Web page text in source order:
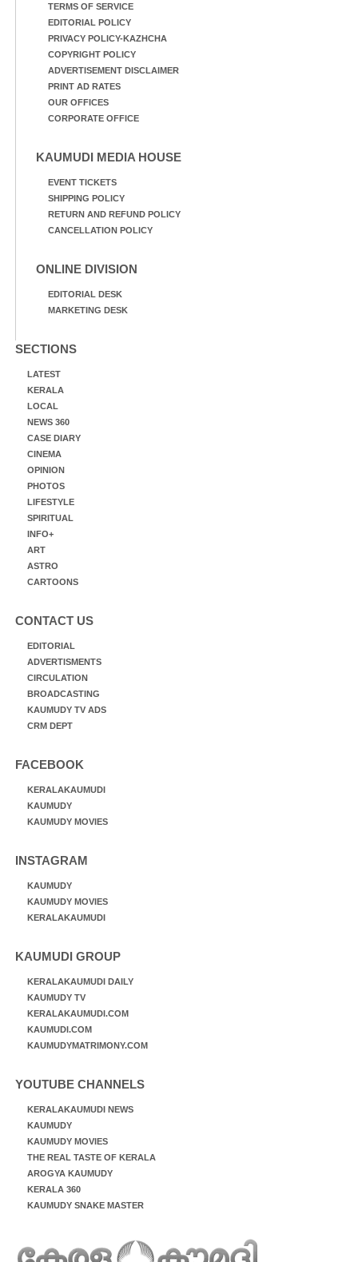
TERMS OF SERVICE
EDITORIAL POLICY
PRIVACY POLICY-KAZHCHA
COPYRIGHT POLICY
ADVERTISEMENT DISCLAIMER
PRINT AD RATES
OUR OFFICES
CORPORATE OFFICE
KAUMUDI MEDIA HOUSE
EVENT TICKETS
SHIPPING POLICY
RETURN AND REFUND POLICY
CANCELLATION POLICY
ONLINE DIVISION
EDITORIAL DESK
MARKETING DESK
SECTIONS
LATEST
KERALA
LOCAL
NEWS 360
CASE DIARY
CINEMA
OPINION
PHOTOS
LIFESTYLE
SPIRITUAL
INFO+
ART
ASTRO
CARTOONS
CONTACT US
EDITORIAL
ADVERTISMENTS
CIRCULATION
BROADCASTING
KAUMUDY TV ADS
CRM DEPT
FACEBOOK
KERALAKAUMUDI
KAUMUDY
KAUMUDY MOVIES
INSTAGRAM
KAUMUDY
KAUMUDY MOVIES
KERALAKAUMUDI
KAUMUDI GROUP
KERALAKAUMUDI DAILY
KAUMUDY TV
KERALAKAUMUDI.COM
KAUMUDI.COM
KAUMUDYMATRIMONY.COM
YOUTUBE CHANNELS
KERALAKAUMUDI NEWS
KAUMUDY
KAUMUDY MOVIES
THE REAL TASTE OF KERALA
AROGYA KAUMUDY
KERALA 360
KAUMUDY SNAKE MASTER